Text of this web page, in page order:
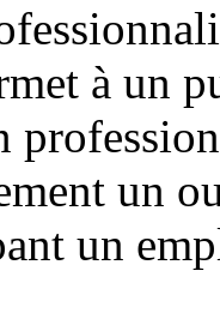
à un
un
un